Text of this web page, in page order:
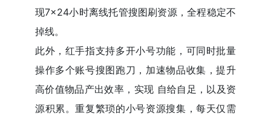
现7×24小时离线托管搜图刷资源，全程稳定不
掉线。
此外， 红手指支持多开小号功能，可同时批量
操作多个账号搜图跑刀，加速物品收集，提升
高价值物品产出效率，实现 自给自足，以及资
源积累。重复繁琐的小号资源搜集，每天仅需